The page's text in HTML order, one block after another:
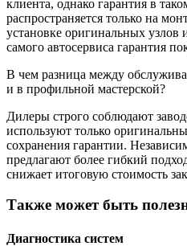
клиента, однако гарантия в
распространяется только на
установке оригинальных узлов
самого автосервиса гарантия
В чем разница между
и в профильной мастерской?
Дилеры строго соблюдают
используют только
сохранения гарантии.
предлагают более гибкий
снижает итоговую стоимость
Также может быть
Диагностика систем